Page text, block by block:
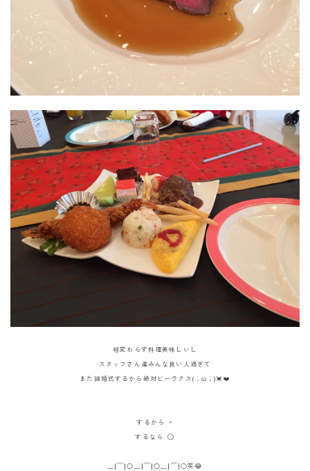
相変わらず料理美味しいし
スタッフさん達みんな良い人過ぎて
また結婚式するから絶対ビーラクス(；ω；)💓❤️
するから ×
するなら ◯
＿|￣|○＿|￣|○＿|￣|○笑😂